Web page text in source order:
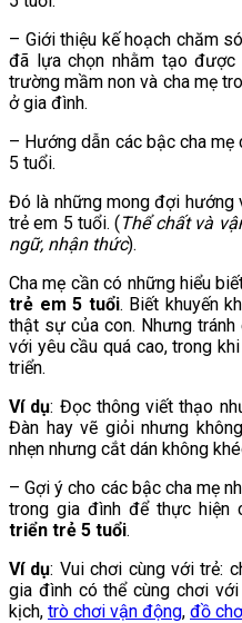
– Giới thiệu kế hoạch chăm
đã lựa chọn nhằm tạo
trường mầm non và cha mẹ
ở gia đình.
– Hướng dẫn các bậc cha
5 tuổi.
Đó là những mong đợi hướng
trẻ em 5 tuổi. (Thể chất và
ngữ, nhận thức).
Cha mẹ cần có những hiểu
trẻ em 5 tuổi. Biết khuyến
thật sự của con. Nhưng
với yêu cầu quá cao, trong
triển.
Ví dụ: Đọc thông viết thạo
Đàn hay vẽ giỏi nhưng
nhẹn nhưng cắt dán không
– Gợi ý cho các bậc cha mẹ
trong gia đình để thực hiện
triển trẻ 5 tuổi.
Ví dụ: Vui chơi cùng với trẻ:
gia đình có thể cùng chơi
kịch, trò chơi vận động, đồ